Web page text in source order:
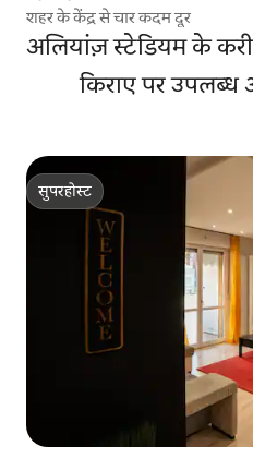
शहर के केंद्र से चार कदम दूर
अलियांज़ स्टेडियम के
किराए पर उपलब्ध
सुपरहोस्ट
सुपरहोस्ट